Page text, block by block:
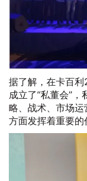
据了解，在卡百
成立了“私董会”
略、战术、市场
方面发挥着重要的